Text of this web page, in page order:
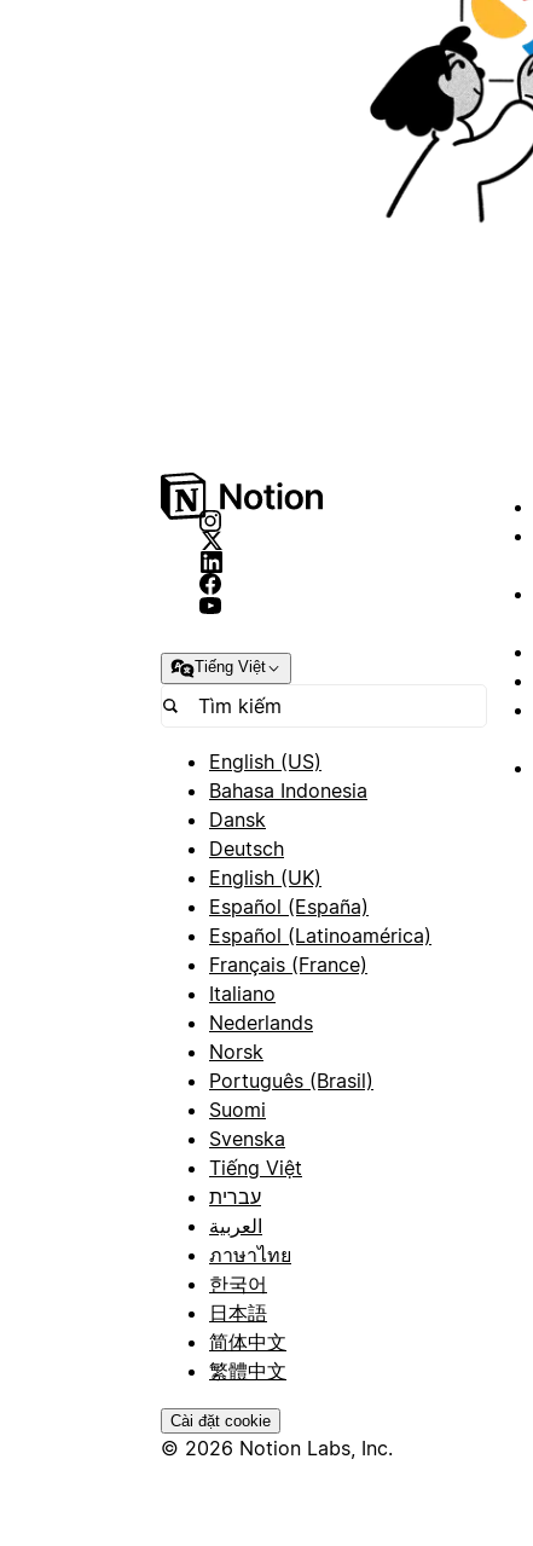
Tiếng Việt
English (US)
Bahasa Indonesia
Dansk
Deutsch
English (UK)
Español (España)
Español (Latinoamérica)
Français (France)
Italiano
Nederlands
Norsk
Português (Brasil)
Suomi
Svenska
Tiếng Việt
עברית
العربية
ภาษาไทย
한국어
日本語
简体中文
繁體中文
Cài đặt cookie
© 2026 Notion Labs, Inc.